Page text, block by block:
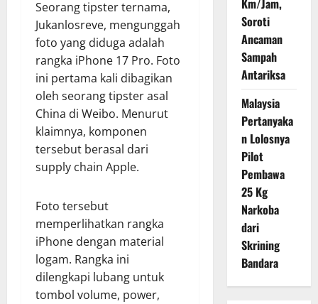
Seorang tipster ternama,
Jukanlosreve, mengunggah
foto yang diduga adalah
rangka iPhone 17 Pro. Foto
ini pertama kali dibagikan
oleh seorang tipster asal
China di Weibo. Menurut
klaimnya, komponen
tersebut berasal dari
supply chain Apple.
Foto tersebut
memperlihatkan rangka
iPhone dengan material
logam. Rangka ini
dilengkapi lubang untuk
tombol volume, power,
Km/Jam,
Soroti
Ancaman
Sampah
Antariksa
Malaysia
Pertanyaka
n Lolosnya
Pilot
Pembawa
25 Kg
Narkoba
dari
Skrining
Bandara